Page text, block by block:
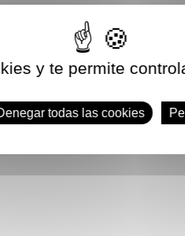
y te permite
todas las cookies